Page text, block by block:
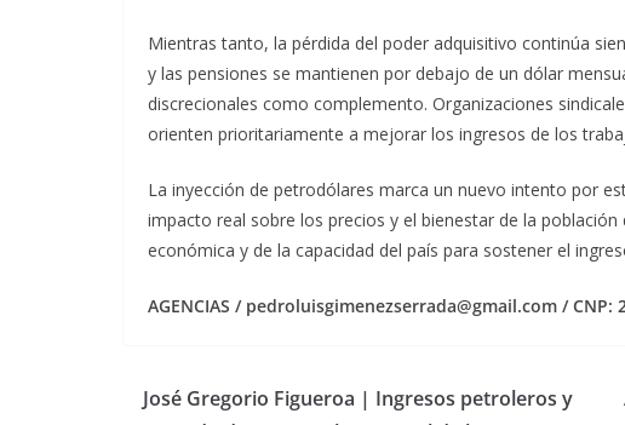
Mientras tanto, la pérdida del poder adquisitivo continúa
y las pensiones se mantienen por debajo de un dólar
discrecionales como complemento. Organizaciones
orienten prioritariamente a mejorar los ingresos de los
La inyección de petrodólares marca un nuevo intento por
impacto real sobre los precios y el bienestar de la
económica y de la capacidad del país para sostener el
AGENCIAS / pedroluisgimenezserrada@gmail.com / CNP:
José Gregorio Figueroa | Ingresos petroleros y